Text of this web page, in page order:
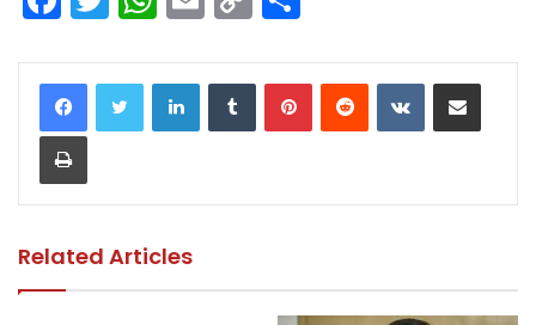
a
c
e
b
o
k
w
itt
er
h
a
ts
p
m
ai
l
o
p
y
n
ar
e
LinkedInTumblrPinterestReddit VKontakteShare via Email
Print
Related Articles